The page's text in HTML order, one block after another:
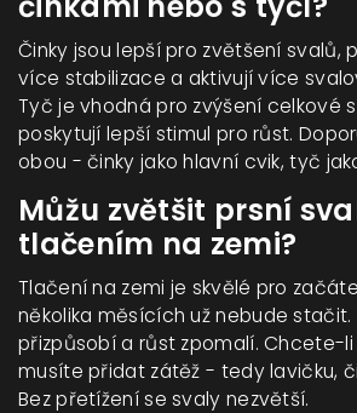
Činky jsou lepší pro zvětšení svalů,
více stabilizace a aktivují více
Tyč je vhodná pro zvýšení celkové
poskytují lepší stimul pro růst.
obou - činky jako hlavní cvik, tyč
Můžu zvětšit prsní
tlačením na zemi?
Tlačení na zemi je skvělé pro
několika měsících už nebude stačit.
přizpůsobí a růst zpomalí. Chcete-
musíte přidat zátěž - tedy lavičku,
Bez přetížení se svaly nezvětší.